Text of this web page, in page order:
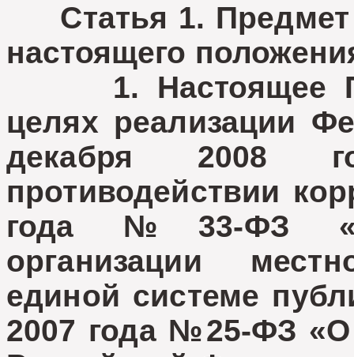
Статья 1.
настоящего
1. Настоящее
целях реализации
декабря
противодействии
года №33-ФЗ
организации
единой системе
2007 года №25-ФЗ